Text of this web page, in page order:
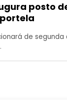
posto
de segunda